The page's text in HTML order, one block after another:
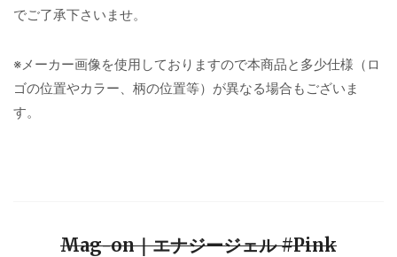
でご了承下さいませ。
※メーカー画像を使用しておりますので本商品と多少仕様（ロ
ゴの位置やカラー、柄の位置等）が異なる場合もございま
す。
Mag-on｜エナジージェル #Pink